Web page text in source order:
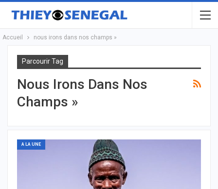
Accueil nous irons dans nos champs »
Parcourir Tag
Nous Irons Dans Nos
Champs »
A LA UNE